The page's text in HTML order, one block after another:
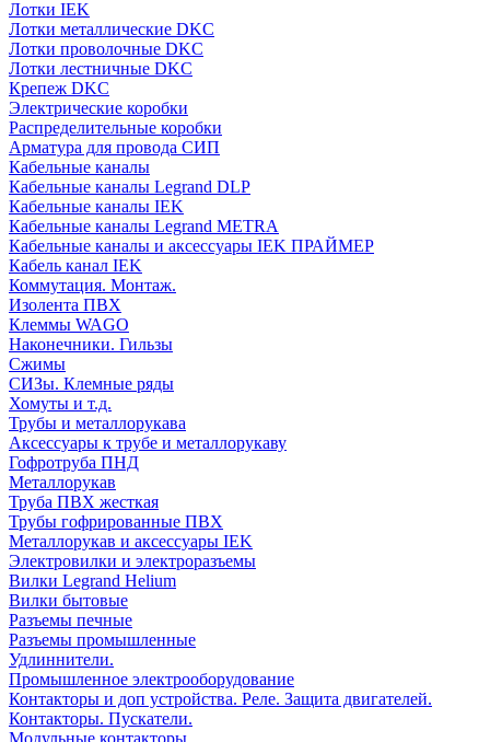
Лотки IEK
Лотки металлические DKC
Лотки проволочные DKC
Лотки лестничные DKC
Крепеж DKC
Электрические коробки
Распределительные коробки
Арматура для провода СИП
Кабельные каналы
Кабельные каналы Legrand DLP
Кабельные каналы IEK
Кабельные каналы Legrand METRA
Кабельные каналы и аксессуары IEK ПРАЙМЕР
Кабель канал IEK
Коммутация. Монтаж.
Изолента ПВХ
Клеммы WAGO
Наконечники. Гильзы
Сжимы
СИЗы. Клемные ряды
Хомуты и т.д.
Трубы и металлорукава
Аксессуары к трубе и металлорукаву
Гофротруба ПНД
Металлорукав
Труба ПВХ жесткая
Трубы гофрированные ПВХ
Металлорукав и аксессуары IEK
Электровилки и электроразъемы
Вилки Legrand Helium
Вилки бытовые
Разъемы печные
Разъемы промышленные
Удлиннители.
Промышленное электрооборудование
Контакторы и доп устройства. Реле. Защита двигателей.
Контакторы. Пускатели.
Модульные контакторы